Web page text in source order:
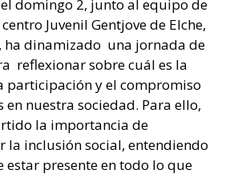
domingo 2, junto al equipo de
Juvenil Gentjove de Elche,
ha dinamizado una jornada de
reflexionar sobre cuál es la
participación y el compromiso
en nuestra sociedad. Para ello,
la importancia de
la inclusión social, entendiendo
estar presente en todo lo que